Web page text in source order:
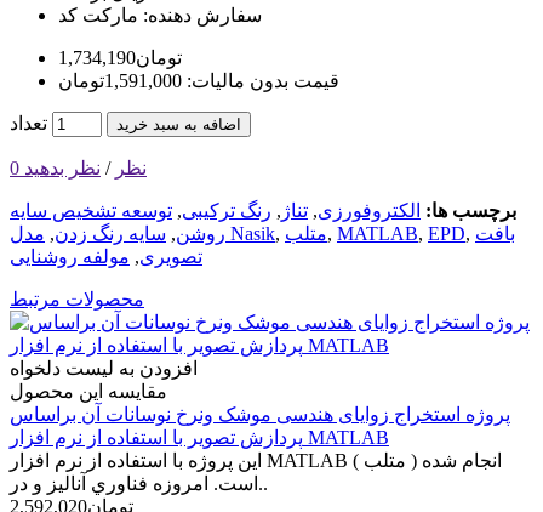
سفارش دهنده: مارکت کد
1,734,190تومان
قیمت بدون مالیات: 1,591,000تومان
تعداد اضافه به سبد خرید
0 نظر / نظر بدهید
برچسب ها: الکتروفورزی, تناژ , رنگ ترکیبی, توسعه تشخیص سایه
روشن, سایه رنگ زدن, مدل Nasik, متلب, MATLAB, EPD, بافت
تصویری, مولفه روشنایی
محصولات مرتبط
افزودن به لیست دلخواه
مقایسه این محصول
پروژه استخراج زوایای هندسی موشک ونرخ نوسانات آن براساس
پردازش تصویر با استفاده از نرم افزار MATLAB
این پروژه با استفاده از نرم افزار MATLAB ( متلب ) انجام شده
است. امروزه فناوري آناليز و در..
2,592,020تومان